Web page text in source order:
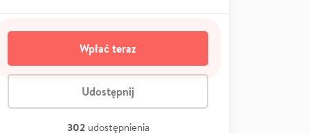
Wpłać teraz
Udostępnij
302 udostępnienia